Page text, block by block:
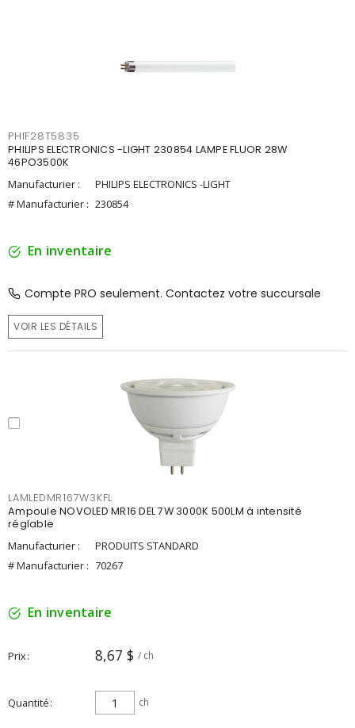
PHIF28T5835
PHILIPS ELECTRONICS -LIGHT 230854 LAMPE FLUOR 28W
46PO3500K
Manufacturier :
PHILIPS ELECTRONICS -LIGHT
# Manufacturier : 230854
En inventaire
Compte PRO seulement. Contactez votre succursale
VOIR LES DÉTAILS
LAMLEDMR167W3KFL
Ampoule NOVOLED MR16 DEL 7W 3000K 500LM à intensité
réglable
Manufacturier :
PRODUITS STANDARD
# Manufacturier : 70267
En inventaire
Prix 8,67 $ / ch
Quantité ch